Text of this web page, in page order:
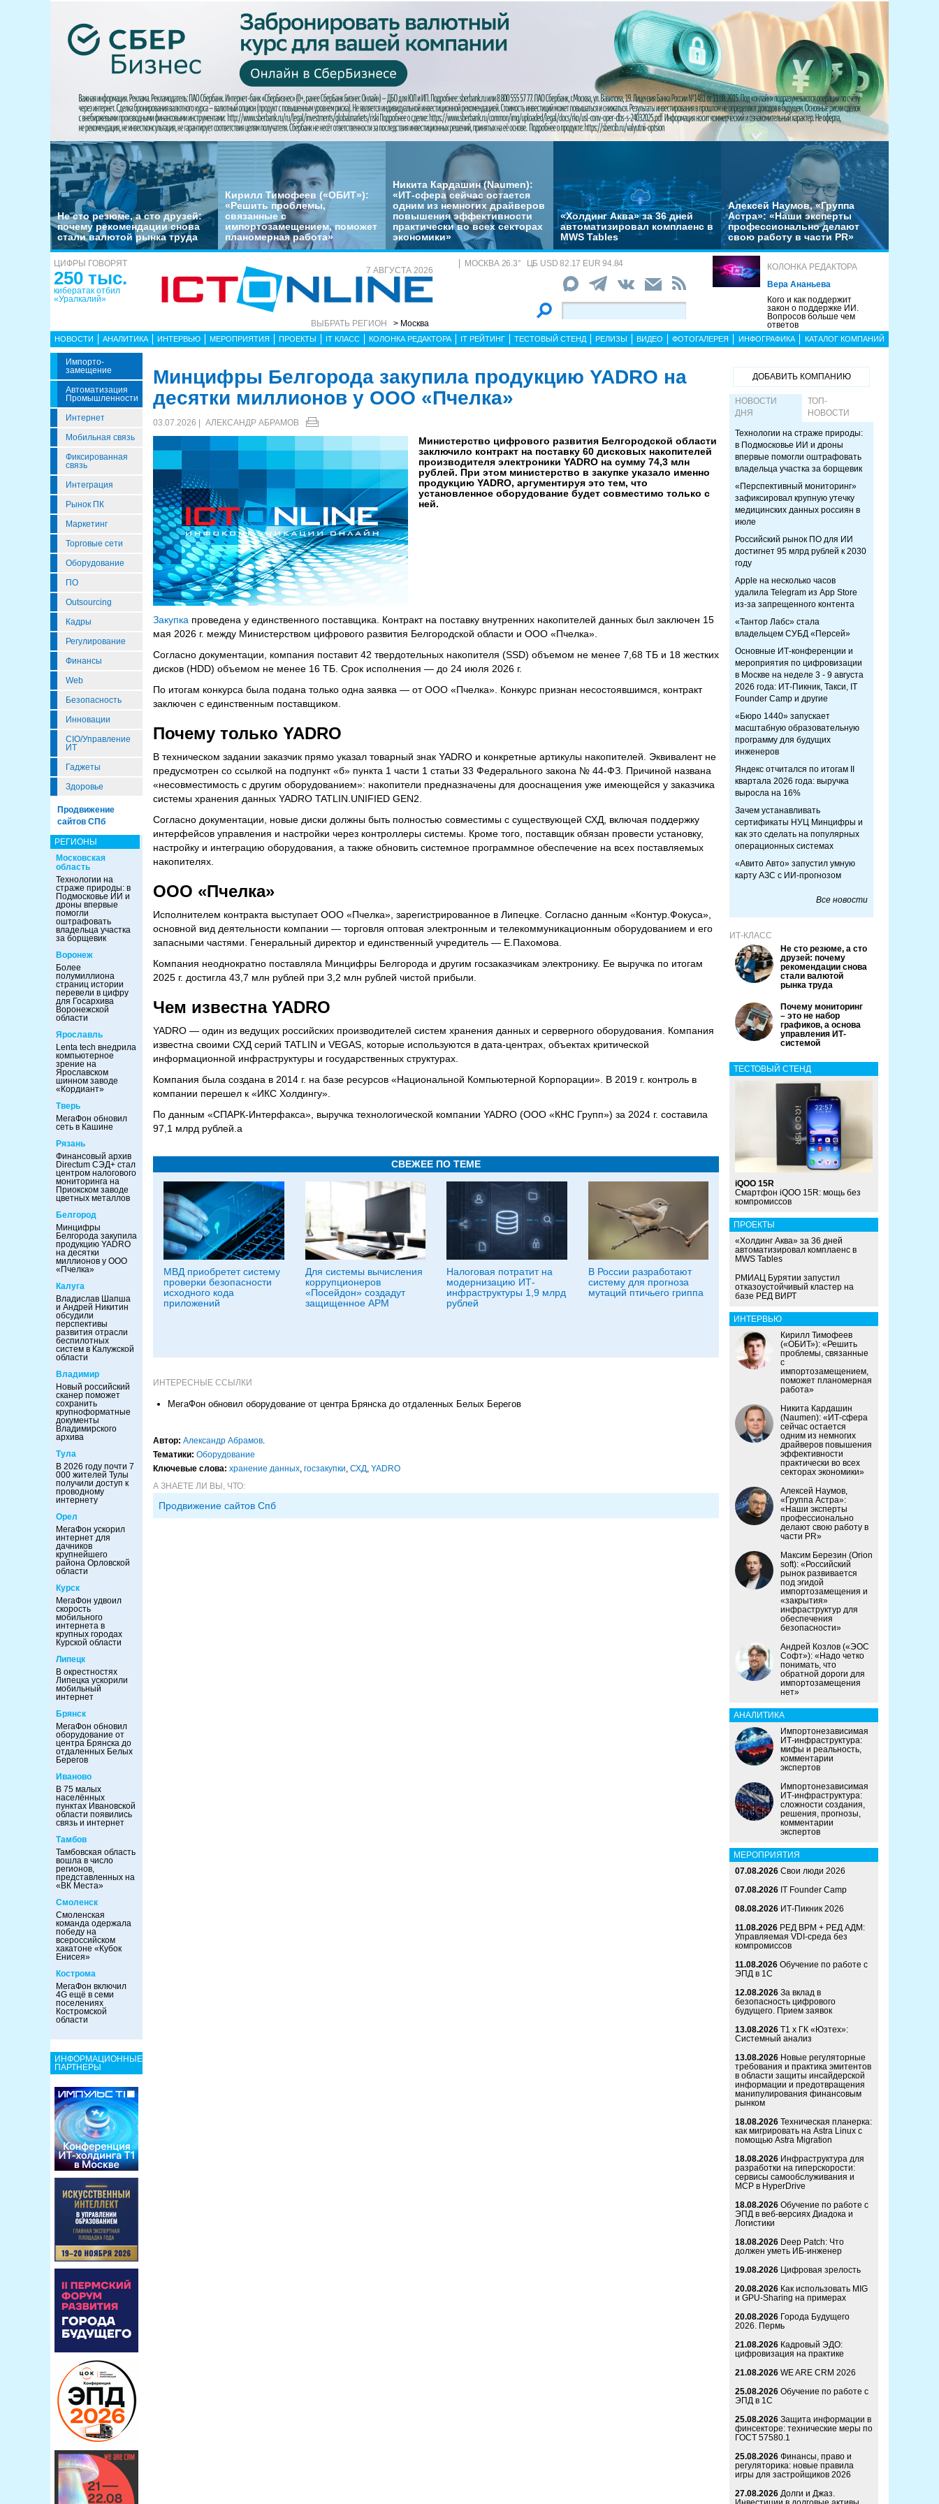
Не сто резюме, а сто друзей:
почему рекомендации снова
стали валютой рынка труда
Кирилл Тимофеев («ОБИТ»):
«Решить проблемы,
связанные с
импортозамещением, поможет
планомерная работа»
Никита Кардашин (Naumen):
«ИТ-сфера сейчас остается
одним из немногих драйверов
повышения эффективности
практически во всех секторах
экономики»
«Холдинг Аква» за 36 дней
автоматизировал комплаенс в
MWS Tables
Алексей Наумов, «Группа
Астра»: «Наши эксперты
профессионально делают
свою работу в части PR»
ЦИФРЫ ГОВОРЯТ
250 тыс.
кибератак отбил
«Уралкалий»
7 АВГУСТА 2026
ВЫБРАТЬ РЕГИОН > Москва
МОСКВА 26.3° ЦБ USD 82.17 EUR 94.84
КОЛОНКА РЕДАКТОРА
Вера Ананьева
Кого и как поддержит
закон о поддержке ИИ.
Вопросов больше чем
ответов
НОВОСТИ АНАЛИТИКА ИНТЕРВЬЮ МЕРОПРИЯТИЯ ПРОЕКТЫ IT КЛАСС КОЛОНКА РЕДАКТОРА IT РЕЙТИНГ ТЕСТОВЫЙ СТЕНД РЕЛИЗЫ ВИДЕО ФОТОГАЛЕРЕЯ ИНФОГРАФИКА КАТАЛОГ КОМПАНИЙ
Импорто­
Замещение
Автоматизация
Промышленности
Интернет
Мобильная связь
Фиксированная
связь
Интеграция
Рынок ПК
Маркетинг
Торговые сети
Оборудование
ПО
Outsourcing
Кадры
Регулирование
Финансы
Web
Безопасность
Инновации
CIO/Управление
ИТ
Гаджеты
Здоровье
Продвижение
сайтов СПб
РЕГИОНЫ
Московская
область
Технологии на
страже природы: в
Подмосковье ИИ и
дроны впервые
помогли
оштрафовать
владельца участка
за борщевик
Воронеж
Более
полумиллиона
страниц истории
перевели в цифру
для Госархива
Воронежской
области
Ярославль
Lenta tech внедрила
компьютерное
зрение на
Ярославском
шинном заводе
«Кордиант»
Тверь
МегаФон обновил
сеть в Кашине
Рязань
Финансовый архив
Directum СЭД+ стал
центром налогового
мониторинга на
Приокском заводе
цветных металлов
Белгород
Минцифры
Белгорода закупила
продукцию YADRO
на десятки
миллионов у ООО
«Пчелка»
Калуга
Владислав Шапша
и Андрей Никитин
обсудили
перспективы
развития отрасли
беспилотных
систем в Калужской
области
Владимир
Новый российский
сканер поможет
сохранить
крупноформатные
документы
Владимирского
архива
Тула
В 2026 году почти 7
000 жителей Тулы
получили доступ к
проводному
интернету
Орел
МегаФон ускорил
интернет для
дачников
крупнейшего
района Орловской
области
Курск
МегаФон удвоил
скорость
мобильного
интернета в
крупных городах
Курской области
Липецк
В окрестностях
Липецка ускорили
мобильный
интернет
Брянск
МегаФон обновил
оборудование от
центра Брянска до
отдаленных Белых
Берегов
Иваново
В 75 малых
населённых
пунктах Ивановской
области появились
связь и интернет
Тамбов
Тамбовская область
вошла в число
регионов,
представленных на
«ВК Места»
Смоленск
Смоленская
команда одержала
победу на
всероссийском
хакатоне «Кубок
Енисея»
Кострома
МегаФон включил
4G ещё в семи
поселениях
Костромской
области
ИНФОРМАЦИОННЫЕ
ПАРТНЕРЫ
Минцифры Белгорода закупила продукцию YADRO на
десятки миллионов у ООО «Пчелка»
03.07.2026 | АЛЕКСАНДР АБРАМОВ
Министерство цифрового развития Белгородской области
заключило контракт на поставку 60 дисковых накопителей
производителя электроники YADRO на сумму 74,3 млн
рублей. При этом министерство в закупке указало именно
продукцию YADRO, аргументируя это тем, что
установленное оборудование будет совместимо только с
ней.
Закупка проведена у единственного поставщика. Контракт на поставку внутренних накопителей данных был заключен 15
мая 2026 г. между Министерством цифрового развития Белгородской области и ООО «Пчелка».
Согласно документации, компания поставит 42 твердотельных накопителя (SSD) объемом не менее 7,68 ТБ и 18 жестких
дисков (HDD) объемом не менее 16 ТБ. Срок исполнения — до 24 июля 2026 г.
По итогам конкурса была подана только одна заявка — от ООО «Пчелка». Конкурс признан несостоявшимся, контракт
заключен с единственным поставщиком.
Почему только YADRO
В техническом задании заказчик прямо указал товарный знак YADRO и конкретные артикулы накопителей. Эквивалент не
предусмотрен со ссылкой на подпункт «б» пункта 1 части 1 статьи 33 Федерального закона № 44-ФЗ. Причиной названа
«несовместимость с другим оборудованием»: накопители предназначены для дооснащения уже имеющейся у заказчика
системы хранения данных YADRO TATLIN.UNIFIED GEN2.
Согласно документации, новые диски должны быть полностью совместимы с существующей СХД, включая поддержку
интерфейсов управления и настройки через контроллеры системы. Кроме того, поставщик обязан провести установку,
настройку и интеграцию оборудования, а также обновить системное программное обеспечение на всех поставляемых
накопителях.
ООО «Пчелка»
Исполнителем контракта выступает ООО «Пчелка», зарегистрированное в Липецке. Согласно данным «Контур.Фокуса»,
основной вид деятельности компании — торговля оптовая электронным и телекоммуникационным оборудованием и его
запасными частями. Генеральный директор и единственный учредитель — Е.Пахомова.
Компания неоднократно поставляла Минцифры Белгорода и другим госзаказчикам электронику. Ее выручка по итогам
2025 г. достигла 43,7 млн рублей при 3,2 млн рублей чистой прибыли.
Чем известна YADRO
YADRO — один из ведущих российских производителей систем хранения данных и серверного оборудования. Компания
известна своими СХД серий TATLIN и VEGAS, которые используются в дата-центрах, объектах критической
информационной инфраструктуры и государственных структурах.
Компания была создана в 2014 г. на базе ресурсов «Национальной Компьютерной Корпорации». В 2019 г. контроль в
компании перешел к «ИКС Холдингу».
По данным «СПАРК-Интерфакса», выручка технологической компании YADRO (ООО «КНС Групп») за 2024 г. составила
97,1 млрд рублей.a
СВЕЖЕЕ ПО ТЕМЕ
МВД приобретет систему
проверки безопасности
исходного кода
приложений
Для системы вычисления
коррупционеров
«Посейдон» создадут
защищенное АРМ
Налоговая потратит на
модернизацию ИТ-
инфраструктуры 1,9 млрд
рублей
В России разработают
систему для прогноза
мутаций птичьего гриппа
ИНТЕРЕСНЫЕ ССЫЛКИ
МегаФон обновил оборудование от центра Брянска до отдаленных Белых Берегов
Автор: Александр Абрамов.
Тематики: Оборудование
Ключевые слова: хранение данных, госзакупки, СХД, YADRO
А ЗНАЕТЕ ЛИ ВЫ, ЧТО:
Продвижение сайтов Спб
ДОБАВИТЬ КОМПАНИЮ
НОВОСТИ
ДНЯ
ТОП-
НОВОСТИ
Технологии на страже природы:
в Подмосковье ИИ и дроны
впервые помогли оштрафовать
владельца участка за борщевик
«Перспективный мониторинг»
зафиксировал крупную утечку
медицинских данных россиян в
июле
Российский рынок ПО для ИИ
достигнет 95 млрд рублей к 2030
году
Apple на несколько часов
удалила Telegram из App Store
из-за запрещенного контента
«Тантор Лабс» стала
владельцем СУБД «Персей»
Основные ИТ-конференции и
мероприятия по цифровизации
в Москве на неделе 3 - 9 августа
2026 года: ИТ-Пикник, Такси, IT
Founder Camp и другие
«Бюро 1440» запускает
масштабную образовательную
программу для будущих
инженеров
Яндекс отчитался по итогам II
квартала 2026 года: выручка
выросла на 16%
Зачем устанавливать
сертификаты НУЦ Минцифры и
как это сделать на популярных
операционных системах
«Авито Авто» запустил умную
карту АЗС с ИИ-прогнозом
Все новости
ИТ-КЛАСС
Не сто резюме, а сто
друзей: почему
рекомендации снова
стали валютой
рынка труда
Почему мониторинг
– это не набор
графиков, а основа
управления ИТ-
системой
ТЕСТОВЫЙ СТЕНД
iQOO 15R
Смартфон iQOO 15R: мощь без
компромиссов
ПРОЕКТЫ
«Холдинг Аква» за 36 дней
автоматизировал комплаенс в
MWS Tables
РМИАЦ Бурятии запустил
отказоустойчивый кластер на
базе РЕД ВИРТ
ИНТЕРВЬЮ
Кирилл Тимофеев
(«ОБИТ»): «Решить
проблемы, связанные
с
импортозамещением,
поможет планомерная
работа»
Никита Кардашин
(Naumen): «ИТ-сфера
сейчас остается
одним из немногих
драйверов повышения
эффективности
практически во всех
секторах экономики»
Алексей Наумов,
«Группа Астра»:
«Наши эксперты
профессионально
делают свою работу в
части PR»
Максим Березин (Orion
soft): «Российский
рынок развивается
под эгидой
импортозамещения и
«закрытия»
инфраструктур для
обеспечения
безопасности»
Андрей Козлов («ЭОС
Софт»): «Надо четко
понимать, что
обратной дороги для
импортозамещения
нет»
АНАЛИТИКА
Импортонезависимая
ИТ-инфраструктура:
мифы и реальность,
комментарии
экспертов
Импортонезависимая
ИТ-инфраструктура:
сложности создания,
решения, прогнозы,
комментарии
экспертов
МЕРОПРИЯТИЯ
07.08.2026 Свои люди 2026
07.08.2026 IT Founder Camp
08.08.2026 ИТ-Пикник 2026
11.08.2026 РЕД ВРМ + РЕД АДМ:
Управляемая VDI-среда без
компромиссов
11.08.2026 Обучение по работе с
ЭПД в 1С
12.08.2026 За вклад в
безопасность цифрового
будущего. Прием заявок
13.08.2026 Т1 x ГК «Юзтех»:
Системный анализ
13.08.2026 Новые регуляторные
требования и практика эмитентов
в области защиты инсайдерской
информации и предотвращения
манипулирования финансовым
рынком
18.08.2026 Техническая планерка:
как мигрировать на Astra Linux с
помощью Astra Migration
18.08.2026 Инфраструктура для
разработки на гиперскорости:
сервисы самообслуживания и
MCP в HyperDrive
18.08.2026 Обучение по работе с
ЭПД в веб-версиях Диадока и
Логистики
18.08.2026 Deep Patch: Что
должен уметь ИБ-инженер
19.08.2026 Цифровая зрелость
20.08.2026 Как использовать MIG
и GPU-Sharing на примерах
20.08.2026 Города Будущего
2026. Пермь
21.08.2026 Кадровый ЭДО:
цифровизация на практике
21.08.2026 WE ARE CRM 2026
25.08.2026 Обучение по работе с
ЭПД в 1С
25.08.2026 Защита информации в
финсекторе: технические меры по
ГОСТ 57580.1
25.08.2026 Финансы, право и
регуляторика: новые правила
игры для застройщиков 2026
27.08.2026 Долги и Джаз.